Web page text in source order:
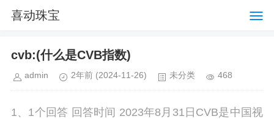
喜动珠宝
cvb:(什么是CVB指数)
admin 2年前 (2024-11-26) 未分类 468
1、1个回答 回答时间 2023年8月31日CVB是中国视